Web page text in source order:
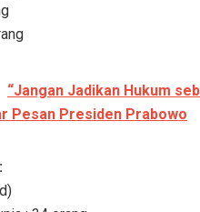
“Jangan Jadikan Hukum
Pesan Presiden Prabowo